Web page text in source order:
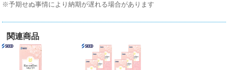
※予期せぬ事情により納期が遅れる場合があります
関連商品